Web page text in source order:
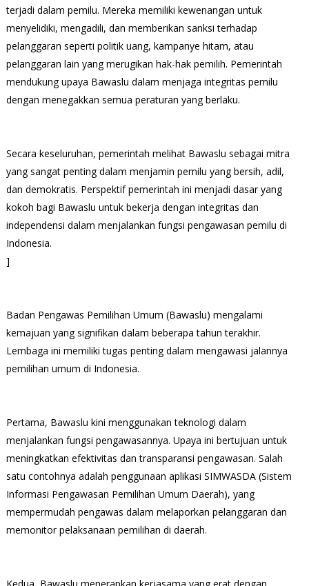
terjadi dalam pemilu. Mereka memiliki kewenangan untuk
menyelidiki, mengadili, dan memberikan sanksi terhadap
pelanggaran seperti politik uang, kampanye hitam, atau
pelanggaran lain yang merugikan hak-hak pemilih. Pemerintah
mendukung upaya Bawaslu dalam menjaga integritas pemilu
dengan menegakkan semua peraturan yang berlaku.
Secara keseluruhan, pemerintah melihat Bawaslu sebagai mitra
yang sangat penting dalam menjamin pemilu yang bersih, adil,
dan demokratis. Perspektif pemerintah ini menjadi dasar yang
kokoh bagi Bawaslu untuk bekerja dengan integritas dan
independensi dalam menjalankan fungsi pengawasan pemilu di
Indonesia.
]
Badan Pengawas Pemilihan Umum (Bawaslu) mengalami
kemajuan yang signifikan dalam beberapa tahun terakhir.
Lembaga ini memiliki tugas penting dalam mengawasi jalannya
pemilihan umum di Indonesia.
Pertama, Bawaslu kini menggunakan teknologi dalam
menjalankan fungsi pengawasannya. Upaya ini bertujuan untuk
meningkatkan efektivitas dan transparansi pengawasan. Salah
satu contohnya adalah penggunaan aplikasi SIMWASDA (Sistem
Informasi Pengawasan Pemilihan Umum Daerah), yang
mempermudah pengawas dalam melaporkan pelanggaran dan
memonitor pelaksanaan pemilihan di daerah.